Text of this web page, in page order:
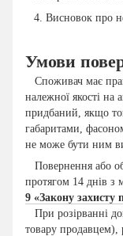
Висновок про
Умови
Споживач має
належної якості на
придбаний, якщо
габаритами,
не може бути ним
Повернення або
протягом 14 днів з
9 «Закону захисту
При розірванні
товару продавцем),